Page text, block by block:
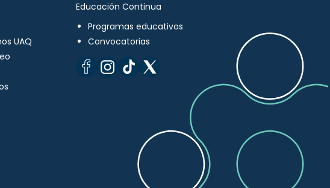
UAQ
Educación Continua
Programas educativos
Convocatorias